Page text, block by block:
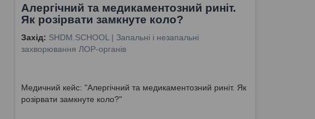
Алергічний та медикаментозний риніт.
Як розірвати замкнуте коло?
Захід: SHDM.SCHOOL | Запальні і незапальні
захворювання ЛОР-органів
Медичний кейс: "Алергічний та медикаментозний риніт. Як
розірвати замкнуте коло?"